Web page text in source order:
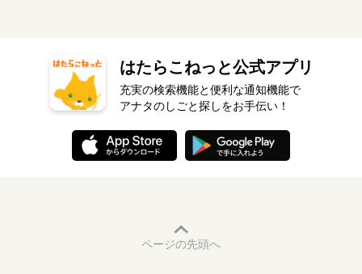
はたらこねっと公式アプリ
充実の検索機能と便利な通知機能で
アナタのしごと探しをお手伝い！
ページの先頭へ